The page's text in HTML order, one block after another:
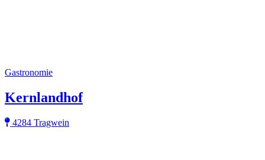
Gastronomie
Kernlandhof
4284 Tragwein